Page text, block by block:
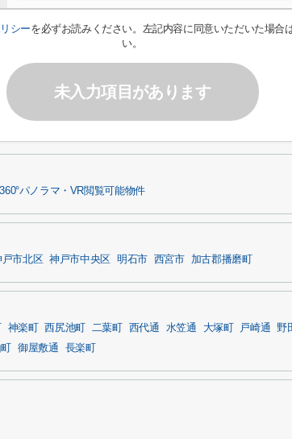
シーを必ずお読みください。左記内容に同意いただいた場合
い。
未入力項目があります
360°パノラマ・VR閲覧可能物件
戸市北区 神戸市中央区 明石市 西宮市 加古郡播磨町
神楽町 西尻池町 二葉町 西代通 水笠通 大塚町 戸崎通 野
御屋敷通 長楽町